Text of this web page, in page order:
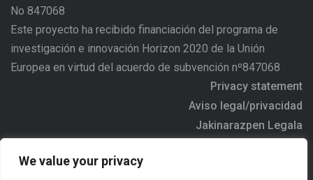
We value your privacy
No 847068
Este proyecto ha recibido financiación del programa de
investigación e innovación Horizon 2020 de la Unión
Europea en virtud del acuerdo de subvención nº847068
Privacy statement
Aviso legal/privacidad
Jakinarazpen Legala
Address/Dirección/Helbidea: Alameda Urquijo Nº36 - 6ª